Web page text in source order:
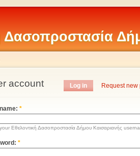
Δασοπροστασία
account Log in Request new
*
Εθελοντική Δασοπροστασία Δήμου Καισαριανής
*